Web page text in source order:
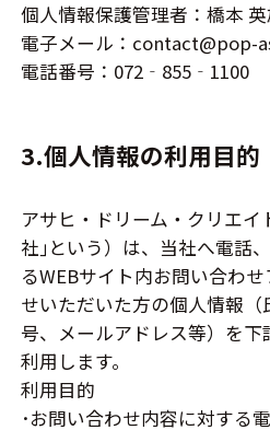
個人情報保護管理者：橋本
電子メール：contact@pop-
電話番号：072‐855‐1100
3.個人情報の利用目的
アサヒ・ドリーム・クリエイ
社｣という）は、当社へ電話
るWEBサイト内お問い合わ
せいただいた方の個人情報
号、メールアドレス等）を
利用します。
利用目的
･お問い合わせ内容に対する